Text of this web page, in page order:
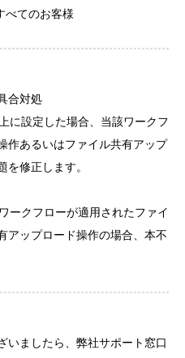
べてのお客様
合対処
に設定した場合、当該ワークフ
作あるいはファイル共有アップ
を修正します。
ークフローが適用されたファイ
アップロード操作の場合、本不
いましたら、弊社サポート窓口